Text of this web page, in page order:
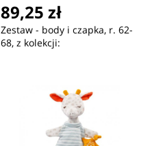
89,25 zł
Zestaw - body i czapka, r. 62-
68, z kolekcji: